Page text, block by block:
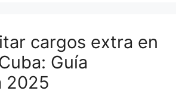
cargos extra en
Guía
2025